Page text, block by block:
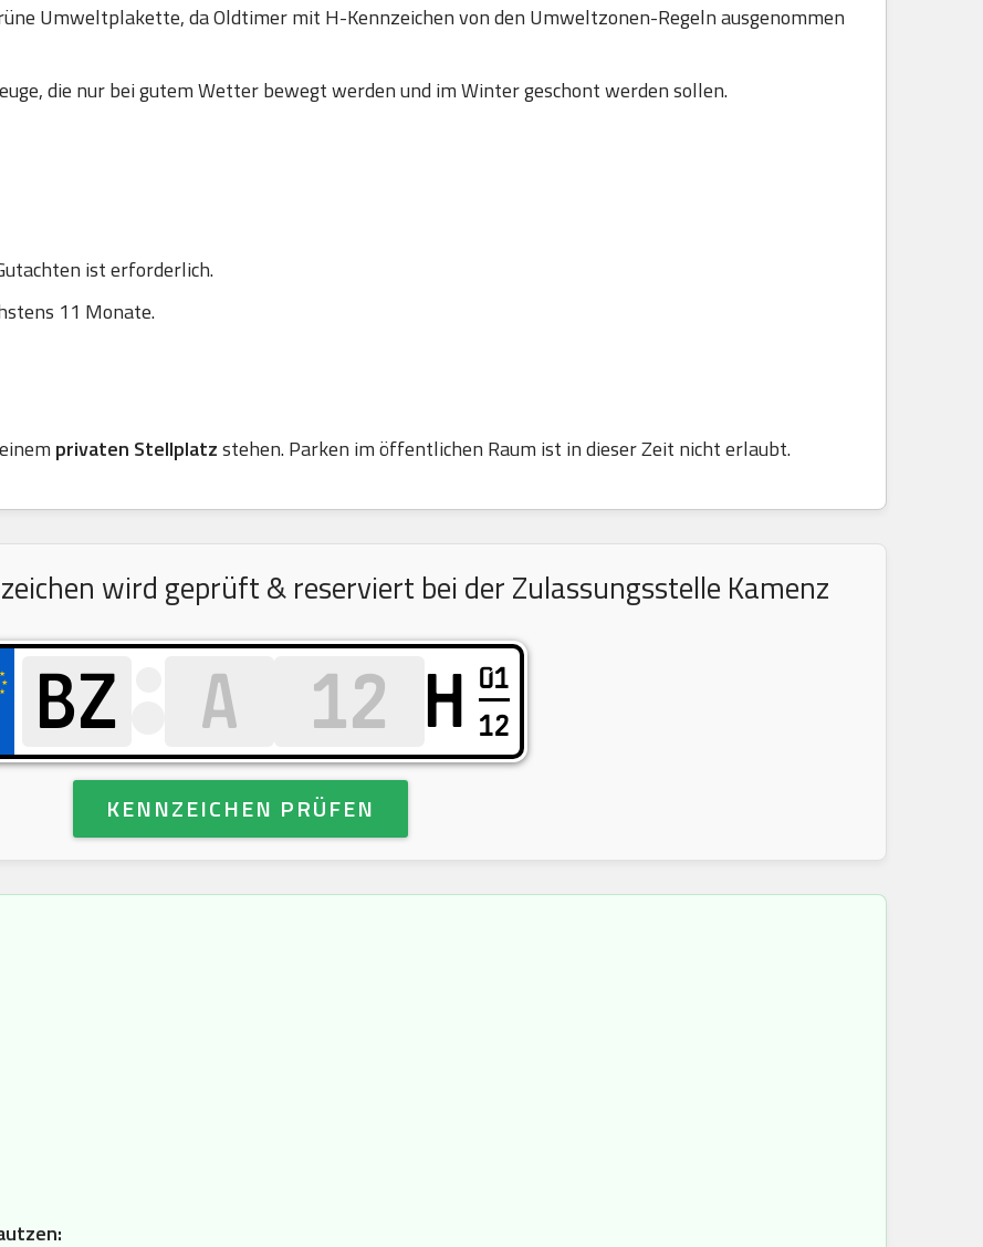
Umweltplakette, da Oldtimer mit H-Kennzeichen von den Umweltzonen-Regeln ausgenommen
die nur bei gutem Wetter bewegt werden und im Winter geschont werden sollen.
ist erforderlich.
11 Monate.
privaten Stellplatzstehen. Parken im öffentlichen Raum ist in dieser Zeit nicht erlaubt.
wird geprüft & reserviert bei der Zulassungsstelle Kamenz
H 01
12
KENNZEICHEN PRÜFEN